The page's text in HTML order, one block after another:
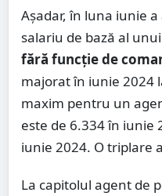
Așadar, în luna iunie
salariu de bază al
fără funcție de
majorat în iunie 2024
maxim pentru un
este de 6.334 în iunie
iunie 2024. O triplare
La capitolul agent de